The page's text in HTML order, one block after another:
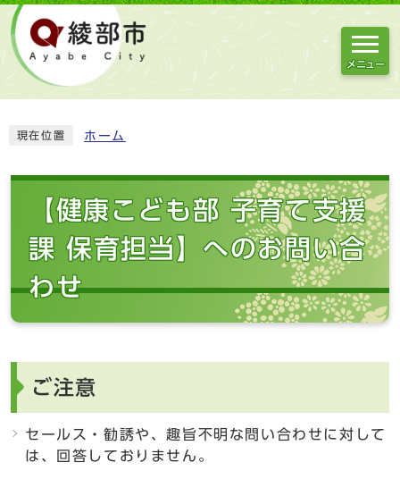
メニュー
現在位置 ホーム
【健康こども部 子育て支援
課 保育担当】へのお問い合
わせ
ご注意
セールス・勧誘や、趣旨不明な問い合わせに対して
は、回答しておりません。